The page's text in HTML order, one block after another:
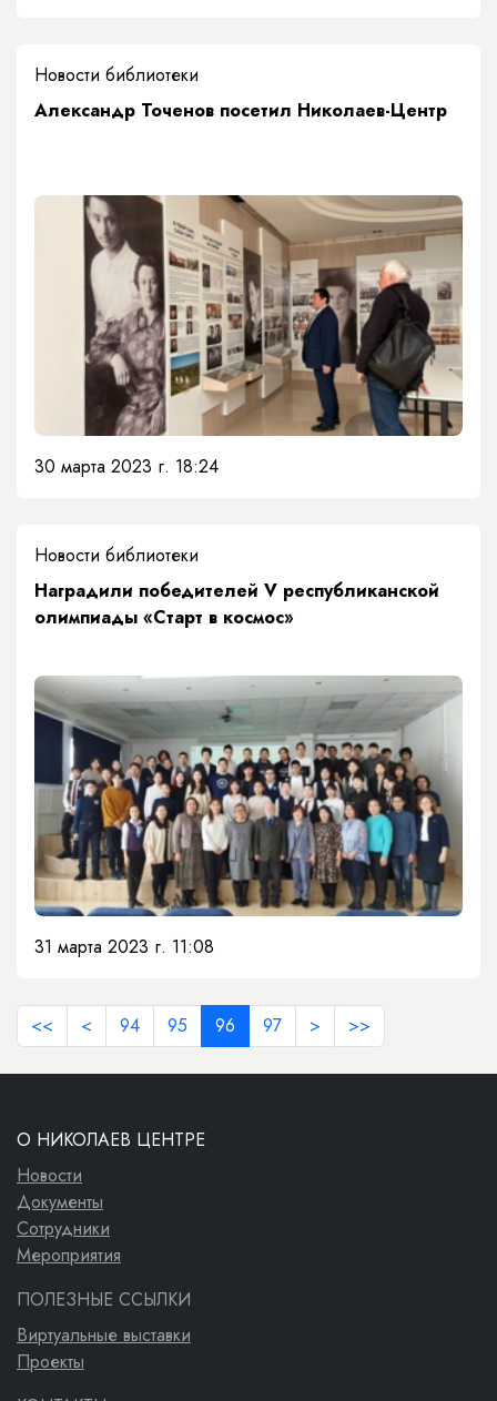
Новости библиотеки
​Александр Точенов посетил Николаев-Центр
30 марта 2023 г. 18:24
Новости библиотеки
​Наградили победителей V республиканской
олимпиады «Старт в космос»
31 марта 2023 г. 11:08
<< < 94 95 96 97 > >>
О НИКОЛАЕВ ЦЕНТРЕ
Новости
Документы
Сотрудники
Мероприятия
ПОЛЕЗНЫЕ ССЫЛКИ
Виртуальные выставки
Проекты